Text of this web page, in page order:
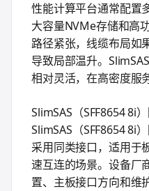
性能计算平台通常配置
大容量NVMe存储和高
路径紧张，线缆布局如
导致局部温升。
相对灵活，在高密度服
SlimSAS（SFF8654 8i
SlimSAS（SFF8654 8i
采用同类接口，适用于
速互连的场景。设备厂
置、主板接口方向和维